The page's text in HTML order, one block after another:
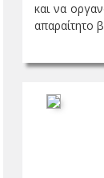
και να
απαραίτητο